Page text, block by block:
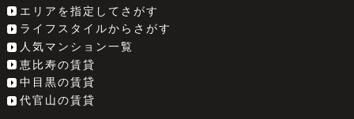
エリアを指定してさがす
ライフスタイルからさがす
人気マンション一覧
恵比寿の賃貸
中目黒の賃貸
代官山の賃貸